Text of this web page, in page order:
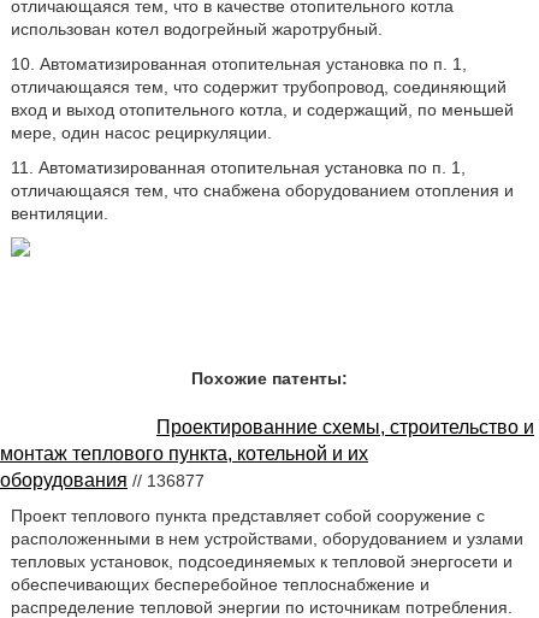
отличающаяся тем, что в качестве отопительного котла
использован котел водогрейный жаротрубный.
10. Автоматизированная отопительная установка по п. 1,
отличающаяся тем, что содержит трубопровод, соединяющий
вход и выход отопительного котла, и содержащий, по меньшей
мере, один насос рециркуляции.
11. Автоматизированная отопительная установка по п. 1,
отличающаяся тем, что снабжена оборудованием отопления и
вентиляции.
Похожие патенты:
Проектированние схемы, строительство и
монтаж теплового пункта, котельной и их
оборудования // 136877
Проект теплового пункта представляет собой сооружение с
расположенными в нем устройствами, оборудованием и узлами
тепловых установок, подсоединяемых к тепловой энергосети и
обеспечивающих бесперебойное теплоснабжение и
распределение тепловой энергии по источникам потребления.